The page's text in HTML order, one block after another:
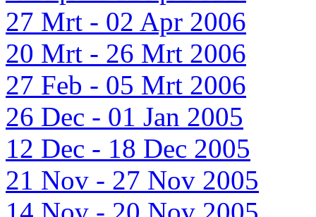
27 Mrt - 02 Apr 2006
20 Mrt - 26 Mrt 2006
27 Feb - 05 Mrt 2006
26 Dec - 01 Jan 2005
12 Dec - 18 Dec 2005
21 Nov - 27 Nov 2005